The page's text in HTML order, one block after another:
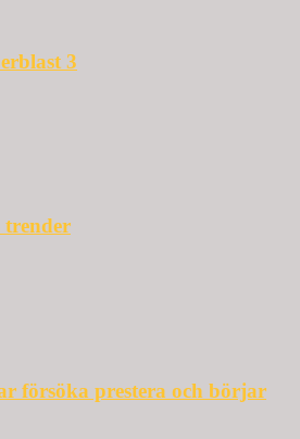
3
trender
försöka prestera och börjar